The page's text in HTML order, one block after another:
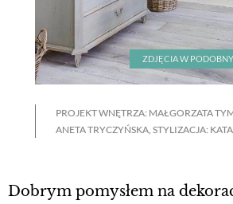
ZDJĘCIA W
PROJEKT WNĘTRZA: MAŁGORZATA
ANETA TRYCZYŃSKA, STYLIZACJA:
Dobrym pomysłem na